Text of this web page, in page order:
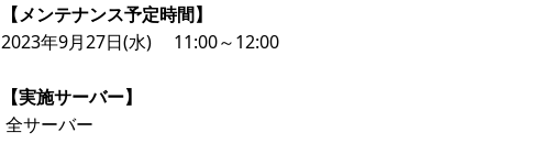
【メンテナンス予定時間】
2023年9月27日(水) 11:00～12:00
【実施サーバー】
全サーバー